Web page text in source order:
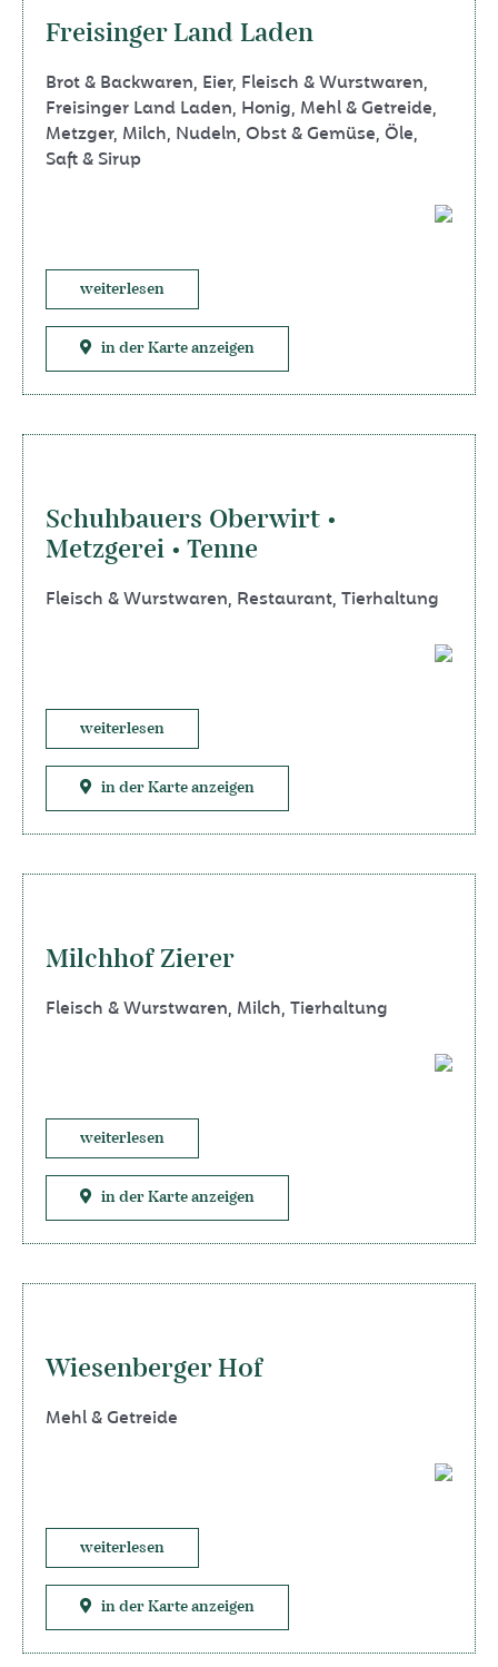
Freisinger Land Laden
Brot & Backwaren, Eier, Fleisch & Wurstwaren,
Freisinger Land Laden, Honig, Mehl & Getreide,
Metzger, Milch, Nudeln, Obst & Gemüse, Öle,
Saft & Sirup
weiterlesen
in der Karte anzeigen
Schuhbauers Oberwirt •
Metzgerei • Tenne
Fleisch & Wurstwaren, Restaurant, Tierhaltung
weiterlesen
in der Karte anzeigen
Milchhof Zierer
Fleisch & Wurstwaren, Milch, Tierhaltung
weiterlesen
in der Karte anzeigen
Wiesenberger Hof
Mehl & Getreide
weiterlesen
in der Karte anzeigen